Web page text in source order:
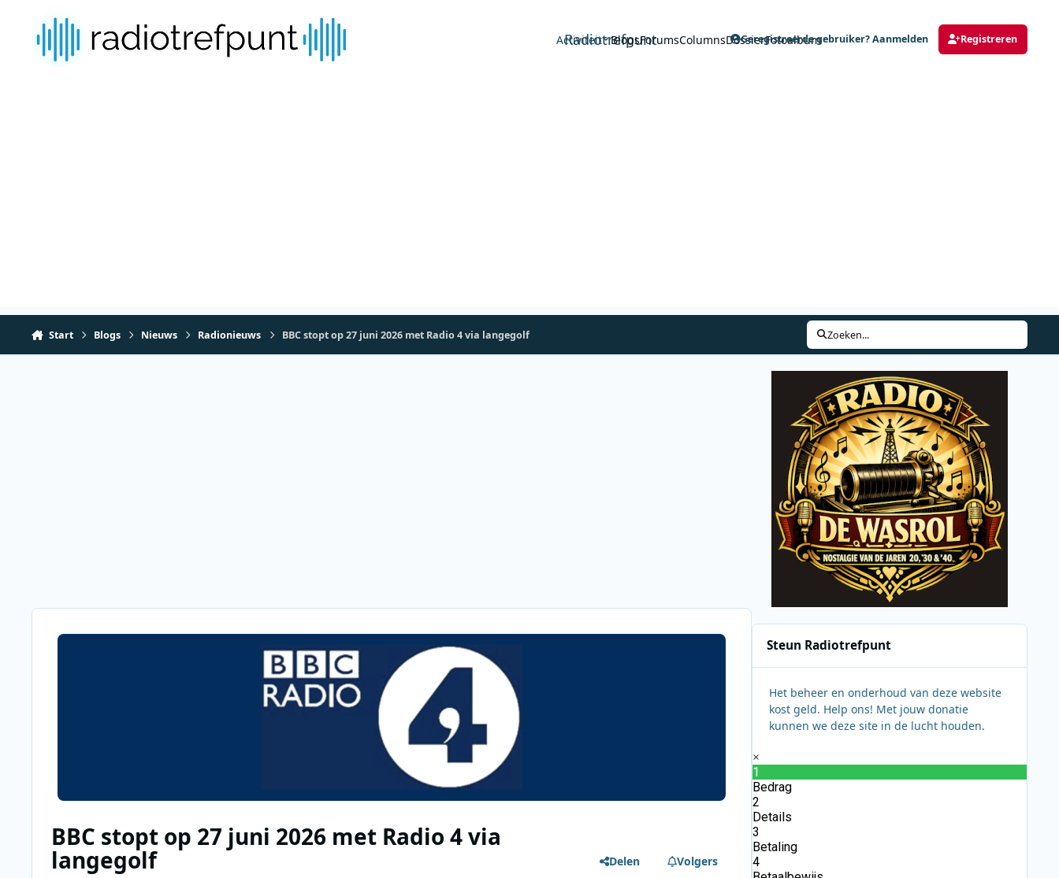
Radiotrefpunt
Activiteit BlogsForumsColumnsDossierFotoalbum
Geregistreerde gebruiker? Aanmelden Registreren
Start Blogs Nieuws Radionieuws BBC stopt op 27 juni 2026 met Radio 4 via langegolf Zoeken...
BBC stopt op 27 juni 2026 met Radio 4 via
langegolf Delen Volgers
Steun Radiotrefpunt
Het beheer en onderhoud van deze website
kost geld. Help ons! Met jouw donatie
kunnen we deze site in de lucht houden.